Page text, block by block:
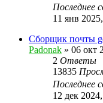
Последнее
11 янв
Сборщик почты
Padonak » 06 окт
2 Ответы
13835
Последнее
12 дек